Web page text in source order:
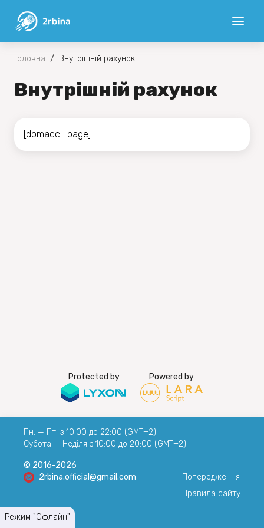
Головна / Внутрішній рахунок
Внутрішній рахунок
[domacc_page]
Protected by Powered by
Пн. — Пт. з 10:00 до 22:00 (GMT+2)
Субота — Неділя з 10:00 до 20:00 (GMT+2)
© 2016-2026
2rbina.official@gmail.com
Попередження
Правила сайту
Режим "Офлайн"